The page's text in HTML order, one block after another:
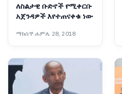
ለስልታዊ ቡድኖች የሚቀርቡ
አጀንዳዎች እየተጠናቀቁ ነው
ማክሰኞ ሐምሌ 28, 2018